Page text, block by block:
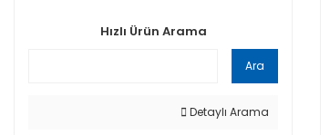
Hızlı Ürün Arama
Ara
Detaylı Arama